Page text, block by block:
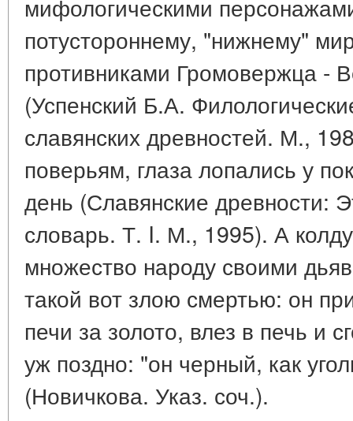
мифологическими
потустороннему, "нижнему"
противниками Громовержца -
(Успенский Б.А.
славянских древностей. М.,
поверьям, глаза лопались у
день (Славянские древности:
словарь. Т. I. М., 1995). А
множество народу своими
такой вот злою смертью: он
печи за золото, влез в печь и
уж поздно: "он черный, как
(Новичкова. Указ. соч.).